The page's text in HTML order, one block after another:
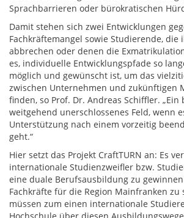
Sprachbarrieren oder bürokratischen
Damit stehen sich zwei Entwicklungen
Fachkräftemangel sowie Studierende, die
abbrechen oder denen die
es, individuelle Entwicklungspfade so
möglich und gewünscht ist, um das
zwischen Unternehmen und zukünftigen
finden, so Prof. Dr. Andreas Schiffler. „Ein
weitgehend unerschlossenes Feld, wenn
Unterstützung nach einem vorzeitig
geht.“
Hier setzt das Projekt CraftTURN an: Es
internationale Studienzweifler bzw.
eine duale Berufsausbildung zu
Fachkräfte für die Region Mainfranken zu
müssen zum einen internationale